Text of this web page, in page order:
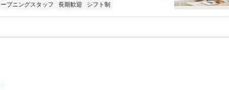
ープニングスタッフ 長期歓迎 シフト制